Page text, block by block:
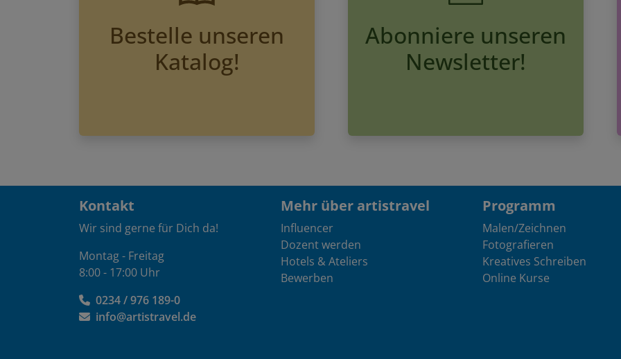
Bestelle unseren
Katalog!
Abonniere unseren
Newsletter!
Kontakt
Wir sind gerne für Dich da!
Montag - Freitag
8:00 - 17:00 Uhr
0234 / 976 189-0
info@artistravel.de
Mehr über artistravel
Influencer
Dozent werden
Hotels & Ateliers
Bewerben
Programm
Malen/Zeichnen
Fotografieren
Kreatives Schreiben
Online Kurse